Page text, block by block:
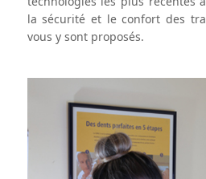
la sécurité et le confort des
vous y sont proposés.